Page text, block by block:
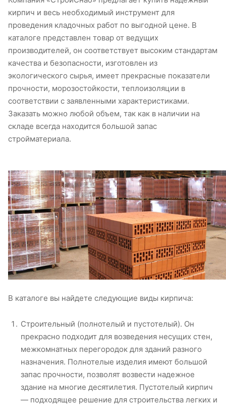
кирпич и весь необходимый инструмент для
проведения кладочных работ по выгодной цене. В
каталоге представлен товар от ведущих
производителей, он соответствует высоким стандартам
качества и безопасности, изготовлен из
экологического сырья, имеет прекрасные показатели
прочности, морозостойкости, теплоизоляции в
соответствии с заявленными характеристиками.
Заказать можно любой объем, так как в наличии на
складе всегда находится большой запас
стройматериала.
В каталоге вы найдете следующие виды кирпича:
Строительный (полнотелый и пустотелый). Он
прекрасно подходит для возведения несущих стен,
межкомнатных перегородок для зданий разного
назначения. Полнотелые изделия имеют большой
запас прочности, позволят возвести надежное
здание на многие десятилетия. Пустотелый кирпич
— подходящее решение для строительства легких и